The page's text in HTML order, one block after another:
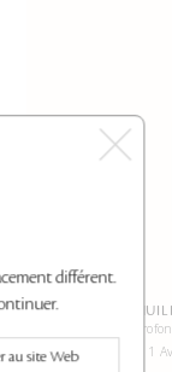
Purifie en
1
différent.
au site Web